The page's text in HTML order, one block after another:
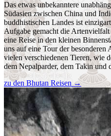
Das etwas unbekanntere
Südasien zwischen China und
buddhistischen Landes ist
Aufgabe gemacht die
eine Reise in den kleinen
uns auf eine Tour der besonderen
vielen verschiedenen Tieren, wie
dem Nepalparder, dem Takin und
zu den Bhutan Reisen→